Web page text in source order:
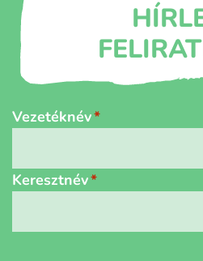
Név*
Vezetéknév
Keresztnév